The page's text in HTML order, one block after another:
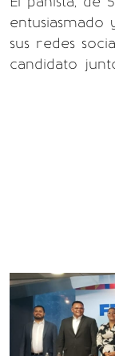
sus redes
candidato